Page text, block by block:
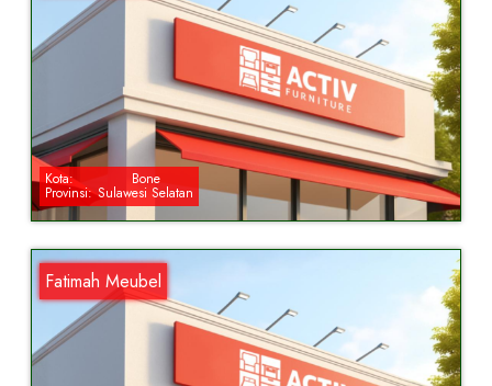
Kota: Bone
Provinsi: Sulawesi Selatan
Fatimah Meubel